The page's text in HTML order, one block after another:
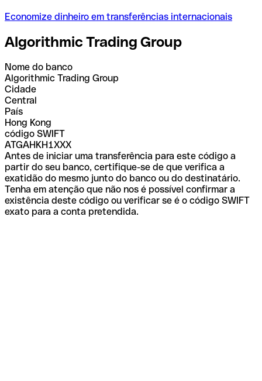
Economize dinheiro em transferências internacionais
Algorithmic Trading Group
Nome do banco
Algorithmic Trading Group
Cidade
Central
País
Hong Kong
código SWIFT
ATGAHKH1XXX
Antes de iniciar uma transferência para este código a
partir do seu banco, certifique-se de que verifica a
exatidão do mesmo junto do banco ou do destinatário.
Tenha em atenção que não nos é possível confirmar a
existência deste código ou verificar se é o código SWIFT
exato para a conta pretendida.